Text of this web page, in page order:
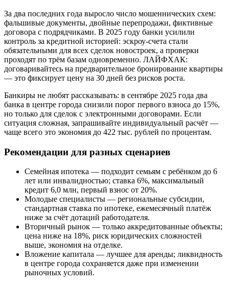
За два последних года выросло число мошеннических схем:
фальшивые документы, двойные перепродажи, фиктивные
договора с подрядчиками. В 2025 году банки усилили
контроль за кредитной историей: эскроу-счета стали
обязательными для всех сделок новостроек, а проверки
проходят по трём базам одновременно. ЛАЙФХАК:
договаривайтесь на предварительное бронирование квартиры
— это фиксирует цену на 30 дней без рисков роста.
Банкиры не любят рассказывать: в сентябре 2025 года два
банка в центре города снизили порог первого взноса до 15%,
но только для сделок с электронными договорами. Если
ситуация сложная, запрашивайте индивидуальный расчёт —
чаще всего это экономия до 422 тыс. рублей по процентам.
Рекомендации для разных сценариев
Семейная ипотека — подходит семьям с ребёнком до 6
лет или инвалидностью; ставка 6%, максимальный
кредит 6,0 млн, первый взнос от 20%.
Молодые специалисты — региональные субсидии,
стандартная ставка по ипотеке, ежемесячный платёж
ниже за счёт дотаций работодателя.
Вторичный рынок — только аккредитованные объекты;
цена ниже на 18%, риск юридических сложностей
выше, экономия на отделке.
Вложение капитала — лучшее для аренды; ликвидность
в центре города сохраняется даже при изменении
рыночных условий.